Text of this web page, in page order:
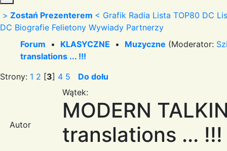
> Zostań Prezenterem < Grafik Radia Lista TOP80 DC
DC Biografie Felietony Wywiady Partnerzy
Forum • KLASYCZNE • Muzyczne (Moderator:
translations ... !!!
Strony: 1 2 [3] 4 5 Do dołu
Autor
Wątek:
MODERN
translations ... !!!